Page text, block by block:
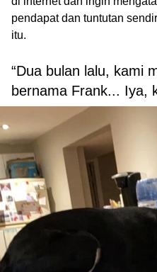
pendapat dan tuntutan
itu.
“Dua bulan lalu, kami
bernama Frank... Iya,